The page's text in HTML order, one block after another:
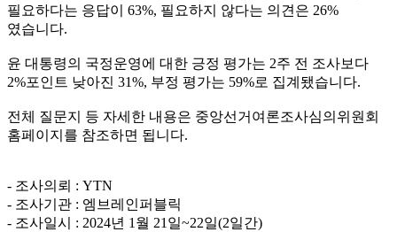
필요하다는 응답이 63%, 필요하지 않다는 의견은 26%
였습니다.
윤 대통령의 국정운영에 대한 긍정 평가는 2주 전 조사보다
2%포인트 낮아진 31%, 부정 평가는 59%로 집계됐습니다.
전체 질문지 등 자세한 내용은 중앙선거여론조사심의위원회
홈페이지를 참조하면 됩니다.
- 조사의뢰 : YTN
- 조사기관 : 엠브레인퍼블릭
- 조사일시 : 2024년 1월 21일~22일(2일간)